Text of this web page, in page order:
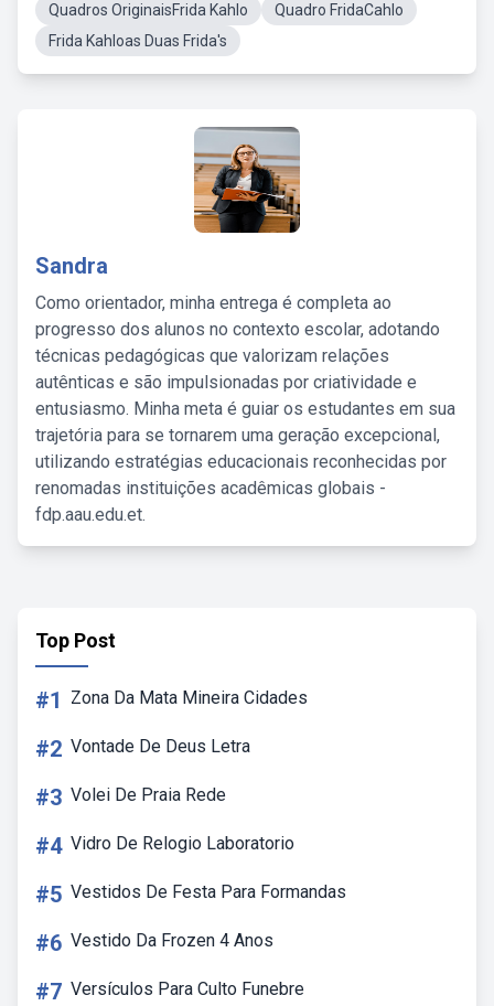
Quadros OriginaisFrida Kahlo
Quadro FridaCahlo
Frida Kahloas Duas Frida's
Sandra
Como orientador, minha entrega é completa ao
progresso dos alunos no contexto escolar, adotando
técnicas pedagógicas que valorizam relações
autênticas e são impulsionadas por criatividade e
entusiasmo. Minha meta é guiar os estudantes em sua
trajetória para se tornarem uma geração excepcional,
utilizando estratégias educacionais reconhecidas por
renomadas instituições acadêmicas globais -
fdp.aau.edu.et.
Top Post
#1 Zona Da Mata Mineira Cidades
#2 Vontade De Deus Letra
#3 Volei De Praia Rede
#4 Vidro De Relogio Laboratorio
#5 Vestidos De Festa Para Formandas
#6 Vestido Da Frozen 4 Anos
#7 Versículos Para Culto Funebre